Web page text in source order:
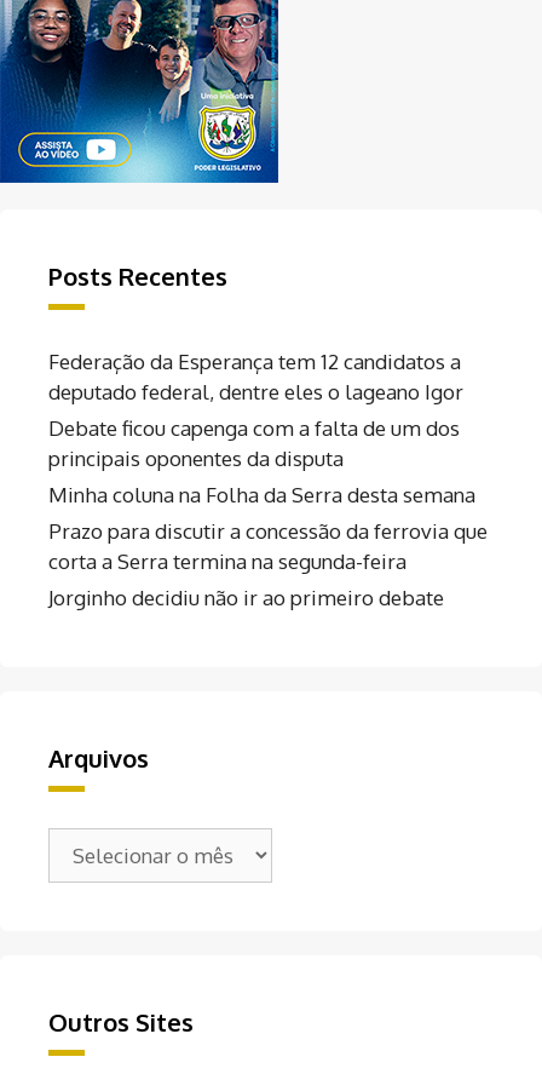
Posts Recentes
Federação da Esperança tem 12 candidatos a
deputado federal, dentre eles o lageano Igor
Debate ficou capenga com a falta de um dos
principais oponentes da disputa
Minha coluna na Folha da Serra desta semana
Prazo para discutir a concessão da ferrovia que
corta a Serra termina na segunda-feira
Jorginho decidiu não ir ao primeiro debate
Arquivos
Outros Sites